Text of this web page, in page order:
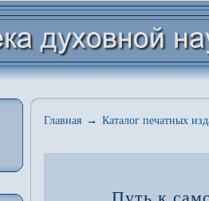
Главная → Каталог печатных